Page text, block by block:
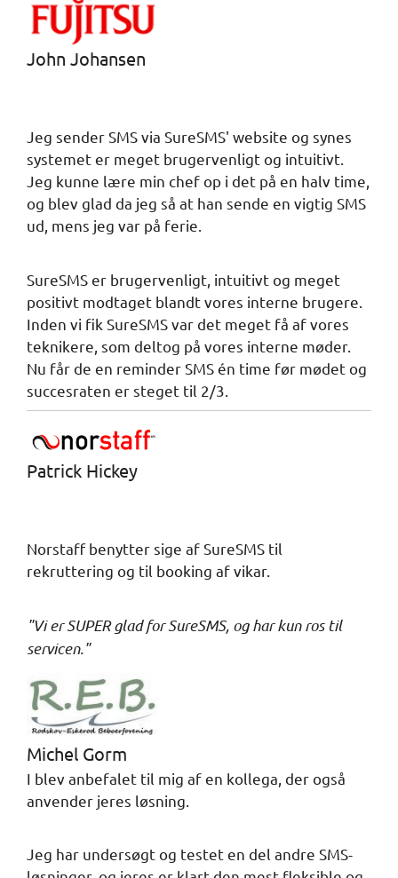
John Johansen
Jeg sender SMS via SureSMS' website og synes
systemet er meget brugervenligt og intuitivt.
Jeg kunne lære min chef op i det på en halv time,
og blev glad da jeg så at han sende en vigtig SMS
ud, mens jeg var på ferie.
SureSMS er brugervenligt, intuitivt og meget
positivt modtaget blandt vores interne brugere.
Inden vi fik SureSMS var det meget få af vores
teknikere, som deltog på vores interne møder.
Nu får de en reminder SMS én time før mødet og
succesraten er steget til 2/3.
Patrick Hickey
Norstaff benytter sige af SureSMS til
rekruttering og til booking af vikar.
"Vi er SUPER glad for SureSMS, og har kun ros til
servicen."
Michel Gorm
I blev anbefalet til mig af en kollega, der også
anvender jeres løsning.
Jeg har undersøgt og testet en del andre SMS-